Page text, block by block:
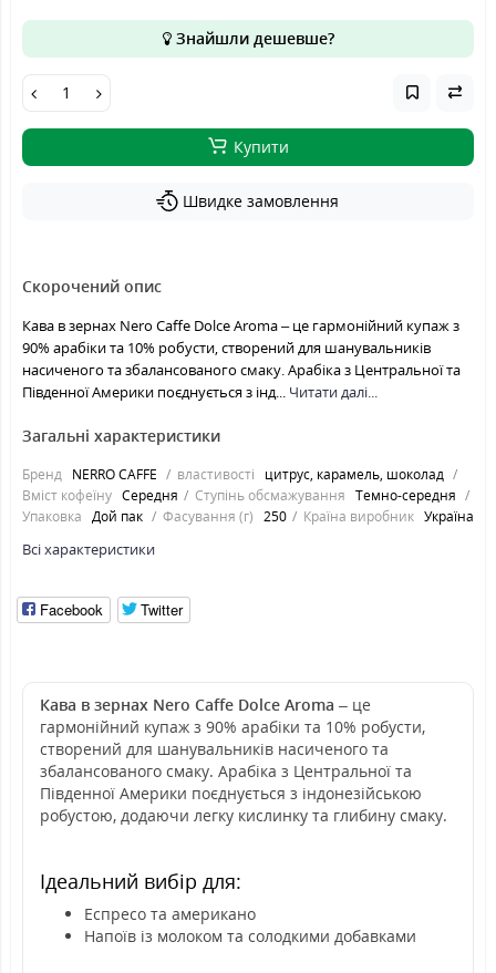
Знайшли дешевше?
Купити
Швидке замовлення
Скорочений опис
Кава в зернах Nero Caffe Dolce Aroma – це гармонійний купаж з
90% арабіки та 10% робусти, створений для шанувальників
насиченого та збалансованого смаку. Арабіка з Центральної та
Південної Америки поєднується з інд... Читати далі...
Загальні характеристики
Бренд NERRO CAFFE⁩ властивості
цитрус, карамель, шоколад
Вміст кофеїну Середня Ступінь обсмажування Темно-середня
Упаковка Дой пак Фасування (г) 250 Країна виробник Україна
Всі характеристики
Facebook Twitter
Кава в зернах Nero Caffe Dolce Aroma – це
гармонійний купаж з 90% арабіки та 10% робусти,
створений для шанувальників насиченого та
збалансованого смаку. Арабіка з Центральної та
Південної Америки поєднується з індонезійською
робустою, додаючи легку кислинку та глибину смаку.
Ідеальний вибір для:
Еспресо та американо
Напоїв із молоком та солодкими добавками